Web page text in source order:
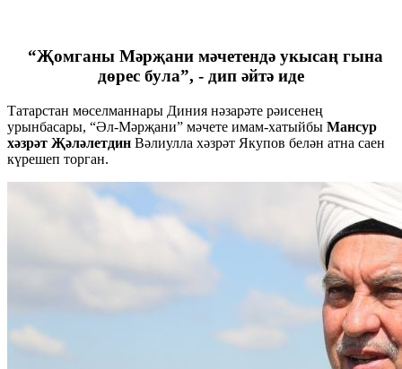
“Җомганы Мәрҗани мәчетендә укысаң гына
дөрес була”, - дип әйтә иде
Татарстан мөселманнары Диния нәзарәте рәисенең
урынбасары, “Әл-Мәрҗани” мәчете имам-хатыйбы Мансур
хәзрәт Җәләлетдин Вәлиулла хәзрәт Якупов белән атна саен
күрешеп торган.